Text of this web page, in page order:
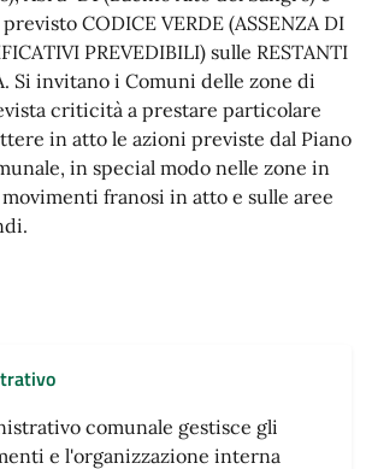
CODICE VERDE (ASSENZA DI
PREVEDIBILI) sulle RESTANTI
Si invitano i Comuni delle zone di
criticità a prestare particolare
in atto le azioni previste dal Piano
in special modo nelle zone in
franosi in atto e sulle aree
comunale gestisce gli
e l'organizzazione interna